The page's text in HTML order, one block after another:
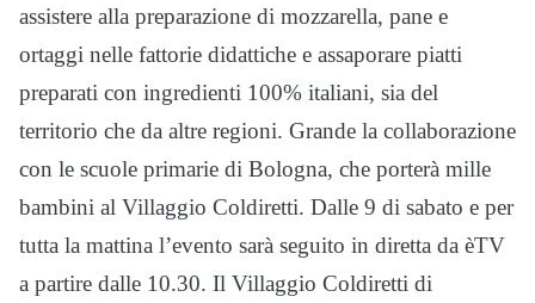
assistere alla preparazione di mozzarella, pane e
ortaggi nelle fattorie didattiche e assaporare piatti
preparati con ingredienti 100% italiani, sia del
territorio che da altre regioni. Grande la collaborazione
con le scuole primarie di Bologna, che porterà mille
bambini al Villaggio Coldiretti. Dalle 9 di sabato e per
tutta la mattina l’evento sarà seguito in diretta da èTV
a partire dalle 10.30. Il Villaggio Coldiretti di